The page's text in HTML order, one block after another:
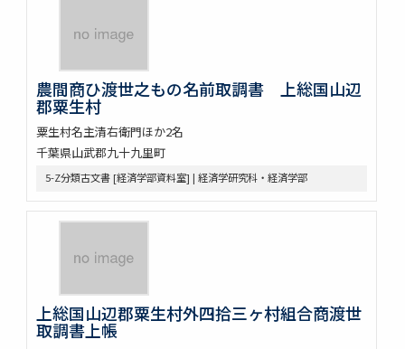
農間商ひ渡世之もの名前取調書 上総国山辺
郡粟生村
粟生村名主清右衛門ほか2名
千葉県山武郡九十九里町
5-Z分類古文書 [経済学部資料室] | 経済学研究科・経済学部
上総国山辺郡粟生村外四拾三ヶ村組合商渡世
取調書上帳